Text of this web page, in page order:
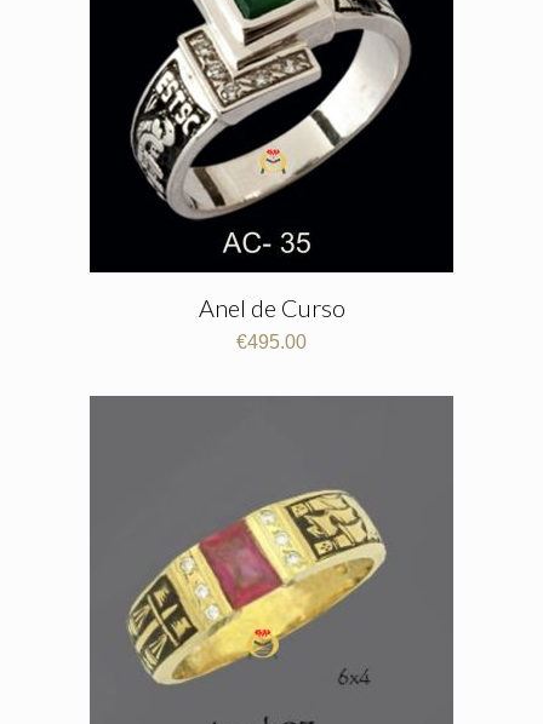
Anel de Curso
€495.00